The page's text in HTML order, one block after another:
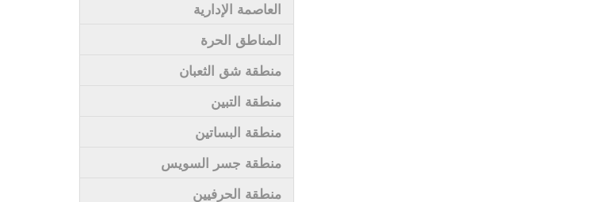
العاصمة الإدارية
المناطق الحرة
منطقة شق الثعبان
منطقة التبين
منطقة البساتين
منطقة جسر السويس
منطقة الحرفيين